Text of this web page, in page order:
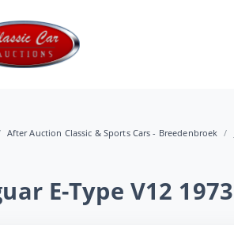
After Auction Classic & Sports Cars - Breedenbroek
E-Type V12 1973